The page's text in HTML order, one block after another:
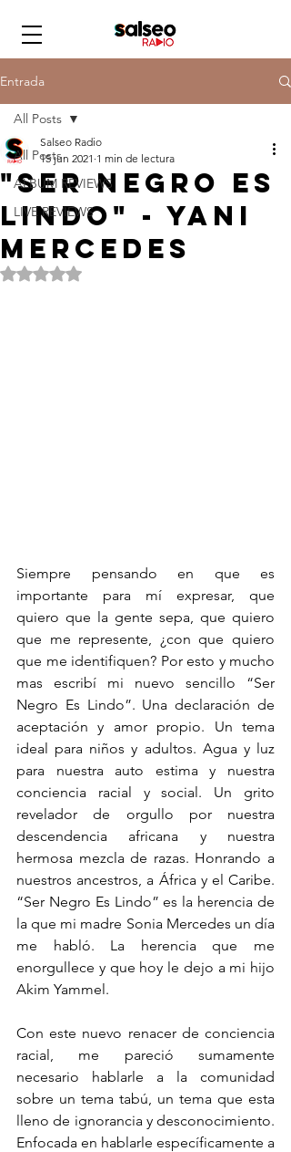
Entrada
All Posts
ALBUM REVIEWS
LIVE REVIEWS
All Posts
"Ser Negro Es
Lindo" - Yani
Mercedes
Salseo Radio
15 jun 2021 1 min de lectura
Obtuvo NaN de 5 estrellas.
Siempre pensando en que es
importante para mí expresar, que
quiero que la gente sepa, que quiero
que me represente, ¿con que quiero
que me identifiquen? Por esto y mucho
mas escribí mi nuevo sencillo “Ser
Negro Es Lindo”. Una declaración de
aceptación y amor propio. Un tema
ideal para niños y adultos. Agua y luz
para nuestra auto estima y nuestra
conciencia racial y social. Un grito
revelador de orgullo por nuestra
descendencia africana y nuestra
hermosa mezcla de razas. Honrando a
nuestros ancestros, a África y el Caribe.
“Ser Negro Es Lindo” es la herencia de
la que mi madre Sonia Mercedes un día
me habló. La herencia que me
enorgullece y que hoy le dejo a mi hijo
Akim Yammel.
Con este nuevo renacer de conciencia
racial, me pareció sumamente
necesario hablarle a la comunidad
sobre un tema tabú, un tema que esta
lleno de ignorancia y desconocimiento.
Enfocada en hablarle específicamente a